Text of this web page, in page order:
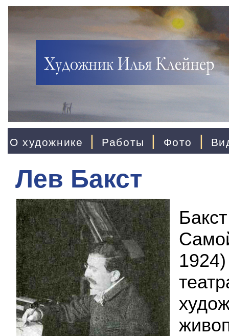
О художнике | Работы | Фото |
Лев Бакст